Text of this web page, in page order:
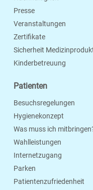
Presse
Veranstaltungen
Zertifikate
Sicherheit
Kinderbetreuung
Patienten
Besuchsregelungen
Hygienekonzept
Was muss ich
Wahlleistungen
Internetzugang
Parken
Patientenzufriedenheit